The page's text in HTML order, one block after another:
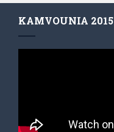
KAMVOUNIA 2015